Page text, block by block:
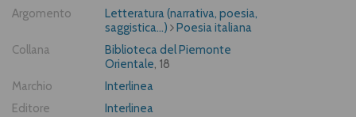
Argomento
Letteratura (narrativa, poesia,
saggistica...)
Poesia italiana
Collana
Biblioteca del Piemonte
Orientale, 18
Marchio
Interlinea
Editore
Interlinea